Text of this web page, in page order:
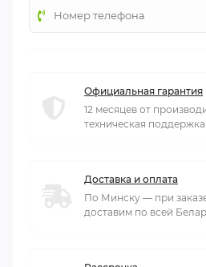
Официальная гарантия
12 месяцев от
техническая
Доставка и оплата
По Минску — при
доставим по всей